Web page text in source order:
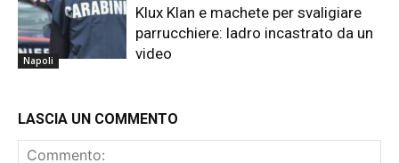
Napoli
Klux Klan e machete per svaligiare
parrucchiere: ladro incastrato da un
video
LASCIA UN COMMENTO